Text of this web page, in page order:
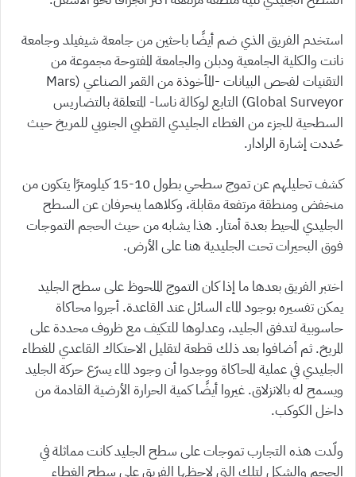
استخدم الفريق الذي ضم أيضًا باحثين من جامعة شيفيلد وجامعة
نانت والكلية الجامعية ودبلن والجامعة المفتوحة مجموعة من
التقنيات لفحص البيانات -المأخوذة من القمر الصناعي (Mars
Global Surveyor) التابع لوكالة ناسا- المتعلقة بالتضاريس
السطحية للجزء من الغطاء الجليدي القطبي الجنوبي للمريخ حيث
حُددت إشارة الرادار.
كشف تحليلهم عن تموج سطحي بطول 10-15 كيلومترًا يتكون من
منخفض ومنطقة مرتفعة مقابلة، وكلاهما ينحرفان عن السطح
الجليدي المحيط بعدة أمتار. هذا يشابه من حيث الحجم التموجات
فوق البحيرات تحت الجليدية هنا على الأرض.
اختبر الفريق بعدها ما إذا كان التموج الملحوظ على سطح الجليد
يمكن تفسيره بوجود الماء السائل عند القاعدة. أجروا محاكاة
حاسوبية لتدفق الجليد، وعدلوها للتكيف مع ظروف محددة على
المريخ. ثم أضافوا بعد ذلك قطعة لتقليل الاحتكاك القاعدي للغطاء
الجليدي في عملية المحاكاة ووجدوا أن وجود الماء يسرّع حركة الجليد
ويسمح له بالانزلاق. غيروا أيضًا كمية الحرارة الأرضية القادمة من
داخل الكوكب.
ولّدت هذه التجارب تموجات على سطح الجليد كانت مماثلة في
الحجم والشكل لتلك التي لاحظها الفريق على سطح الغطاء